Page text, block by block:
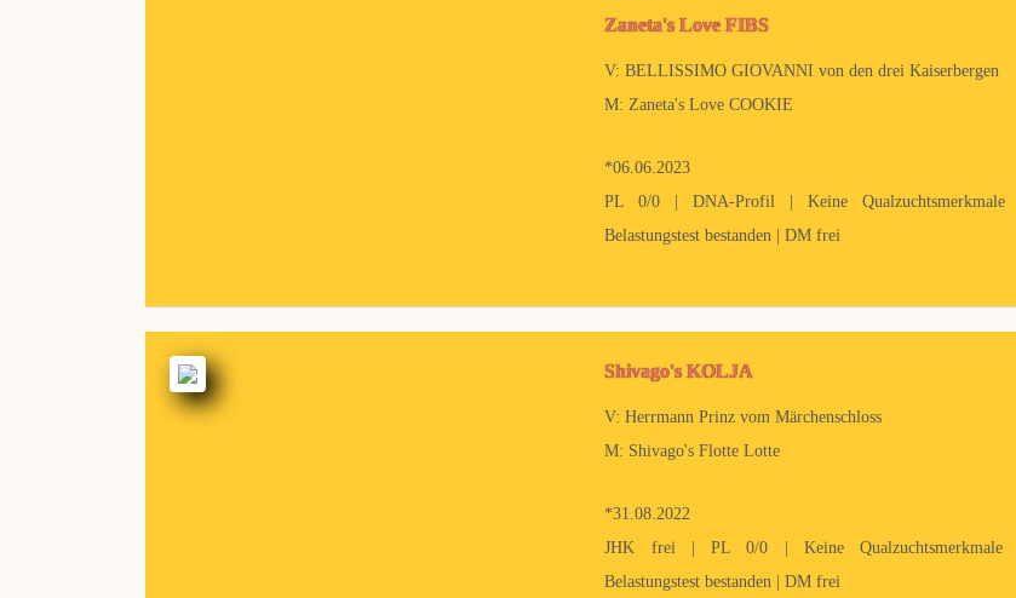
Zaneta's Love FIBS
V: BELLISSIMO GIOVANNI von den drei Kaiserbergen
M: Zaneta's Love COOKIE
*06.06.2023
PL 0/0 | DNA-Profil | Keine Qualzuchtsmerkmale |
Belastungstest bestanden | DM frei
Shivago's KOLJA
V: Herrmann Prinz vom Märchenschloss
M: Shivago's Flotte Lotte
*31.08.2022
JHK frei | PL 0/0 | Keine Qualzuchtsmerkmale |
Belastungstest bestanden | DM frei